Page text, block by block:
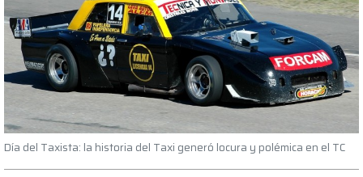
Día del Taxista: la historia del Taxi generó locura y polémica en el TC